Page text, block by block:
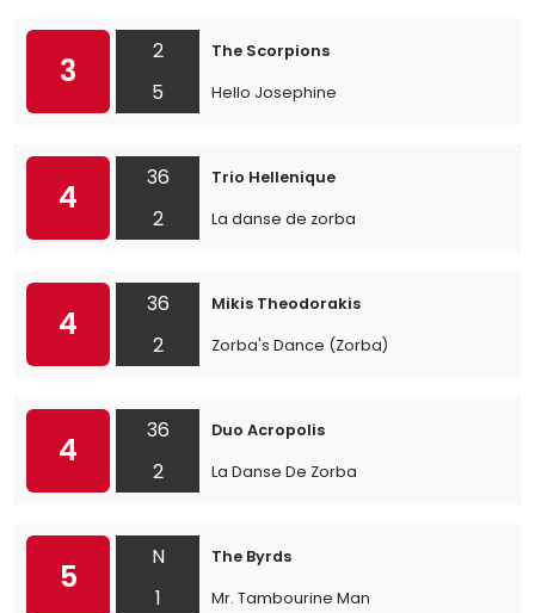
3
2
5
The Scorpions
Hello Josephine
4
36
2
Trio Hellenique
La danse de zorba
4
36
2
Mikis Theodorakis
Zorba's Dance (Zorba)
4
36
2
Duo Acropolis
La Danse De Zorba
5
N
1
The Byrds
Mr. Tambourine Man